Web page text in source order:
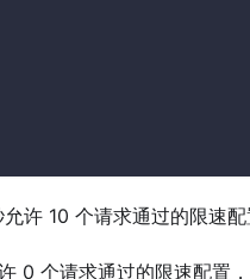
允许 10 个请求通过的限速
0 个请求通过的限速配置